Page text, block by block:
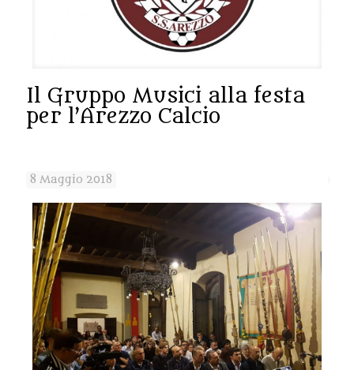
Il Gruppo Musici alla festa
per l’Arezzo Calcio
8 Maggio 2018